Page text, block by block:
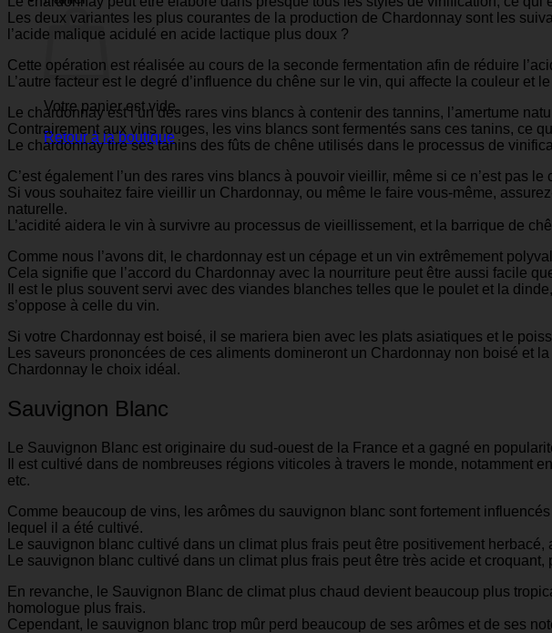
Votre panier est vide.
Retour à la boutique
Les deux variantes les plus courantes de la production de Chardonnay sont les
l’acide malique acidulé en acide lactique plus doux ?
Cette opération est réalisée au cours de la seconde fermentation afin de réduire
L’autre facteur est le degré d’influence du chêne sur le vin, qui affecte la couleur et
Le chardonnay est l’un des rares vins blancs à contenir des tannins, l’amertume
Contrairement aux vins rouges, les vins blancs sont fermentés sans ces tanins, ce
Le chardonnay tire ses tanins des fûts de chêne utilisés dans le processus de
C’est également l’un des rares vins blancs à pouvoir vieillir, même si ce n’est pas
Si vous souhaitez faire vieillir un Chardonnay, ou même le faire vous-même,
naturelle.
L’acidité aidera le vin à survivre au processus de vieillissement, et la barrique de
Comme nous l’avons dit, le chardonnay est un cépage et un vin extrêmement
Cela signifie que l’accord du Chardonnay avec la nourriture peut être aussi facile
Il est le plus souvent servi avec des viandes blanches telles que le poulet et la
s’oppose à celle du vin.
Si votre Chardonnay est boisé, il se mariera bien avec les plats asiatiques et le
Les saveurs prononcées de ces aliments domineront un Chardonnay non boisé et
Chardonnay le choix idéal.
Sauvignon Blanc
Le Sauvignon Blanc est originaire du sud-ouest de la France et a gagné en
Il est cultivé dans de nombreuses régions viticoles à travers le monde,
etc.
Comme beaucoup de vins, les arômes du sauvignon blanc sont fortement
lequel il a été cultivé.
Le sauvignon blanc cultivé dans un climat plus frais peut être positivement
Le sauvignon blanc cultivé dans un climat plus frais peut être très acide et
En revanche, le Sauvignon Blanc de climat plus chaud devient beaucoup plus
homologue plus frais.
Cependant, le sauvignon blanc trop mûr perd beaucoup de ses arômes et de ses